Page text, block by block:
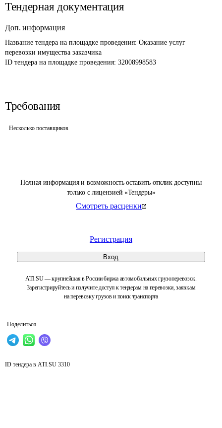
Полная информация и возможность оставить отклик доступны
только с лицензией «Тендеры»
Смотреть расценки
Регистрация
Вход
ATI.SU — крупнейшая в России биржа автомобильных грузоперевозок.
Зарегистрируйтесь и получите доступ к тендерам на перевозки, заявкам
на перевозку грузов и поиск транспорта
Поделиться
Тендерная документация
Доп. информация
Название тендера на площадке проведения: Оказание услуг
перевозки имущества заказчика
ID тендера на площадке проведения: 32008998583
Требования
Несколько поставщиков
ID тендера в ATI.SU 3310